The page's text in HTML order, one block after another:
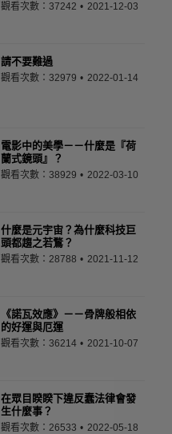
觀看次數：37242 2021-12-03
請不要難過
觀看次數：32979 2022-01-14
電影中的美學－－什麼是『荷
蘭式鏡頭』？
觀看次數：38929 2022-03-10
什麼是元宇宙？為什麼科技巨
頭都趨之若鶩？
觀看次數：28788 2021-11-12
《諾瓦效應》－－骨牌般相依
的好運與厄運
觀看次數：36214 2021-10-07
在眾目睽睽下違反蠢法律會發
生什麼事？
觀看次數：26533 2022-05-18